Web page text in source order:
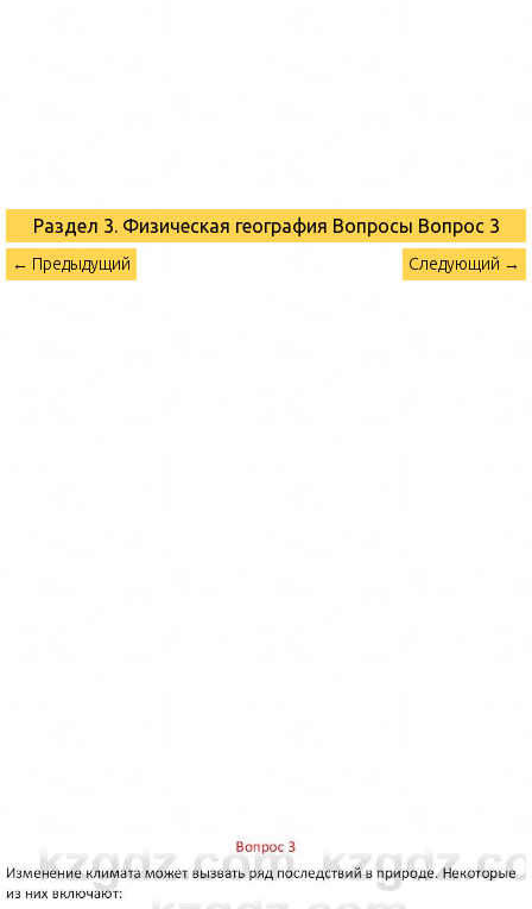
Раздел 3. Физическая география Вопросы Вопрос 3
← Предыдущий Следующий →